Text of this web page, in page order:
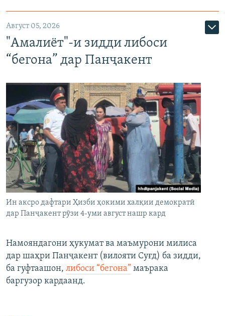
Август 05, 2026
"Амалиёт"-и зидди либоси
“бегона” дар Панҷакент
Ин аксро дафтари Ҳизби ҳокими халқии демократӣ
дар Панҷакент рӯзи 4-уми август нашр кард
Намояндагони ҳукумат ва маъмурони милиса
дар шаҳри Панҷакент (вилояти Суғд) ба зидди,
ба гуфтаашон, либоси “бегона” маърака
баргузор кардаанд.